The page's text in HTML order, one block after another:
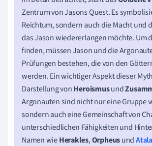
Zentrum von Jasons Quest. Es
Reichtum, sondern auch die Macht und
das Jason wiedererlangen möchte. Um
finden, müssen Jason und die
Prüfungen bestehen, die von den
werden. Ein wichtiger Aspekt dieser
Darstellung vonHeroismusund
Argonauten sind nicht nur eine Gruppe
sondern auch eine Gemeinschaft von
unterschiedlichen Fähigkeiten und
Namen wieHerakles,Orpheusund